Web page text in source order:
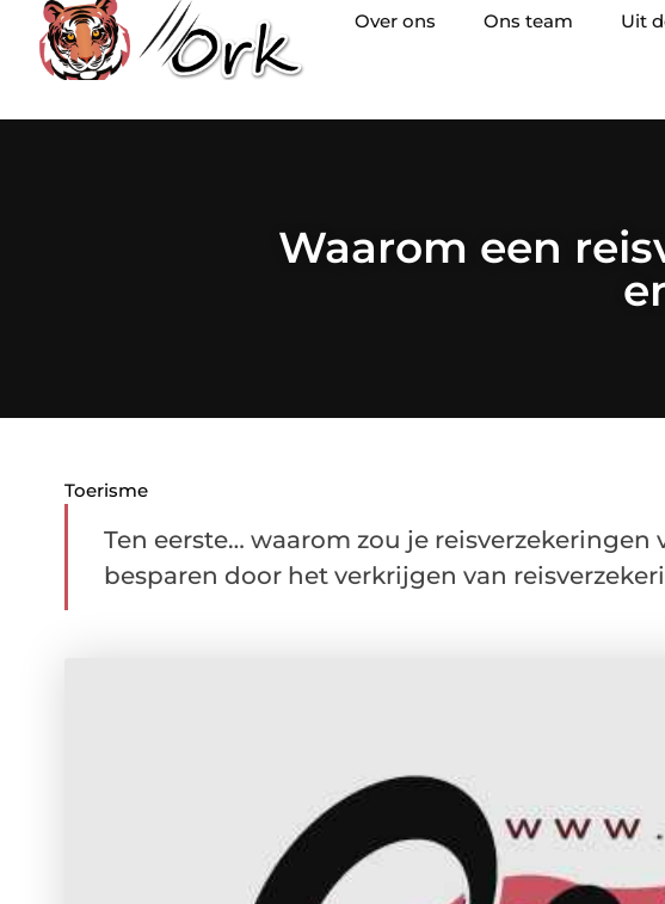
Over ons Ons team Uit
Waarom een
Toerisme
Ten eerste… waarom zou je
besparen door het verkrijgen van